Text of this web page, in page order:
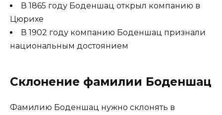
В 1865 году Боденшац открыл компанию в
Цюрихе
В 1902 году компанию Боденшац признали
национальным достоянием
Склонение фамилии Боденшац
Фамилию Боденшац нужно склонять в